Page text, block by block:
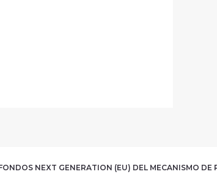
NEXT GENERATION (EU) DEL MECANISMO DE